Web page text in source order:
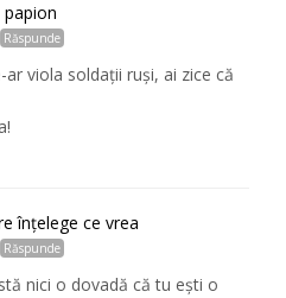
papion
Răspunde
ar viola soldații ruși, ai zice că
înțelege ce vrea
Răspunde
nici o dovadă că tu ești o